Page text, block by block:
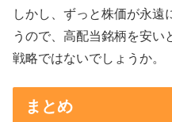
しかし、ずっと株価が永遠
うので、高配当銘柄を安い
戦略ではないでしょうか。
まとめ